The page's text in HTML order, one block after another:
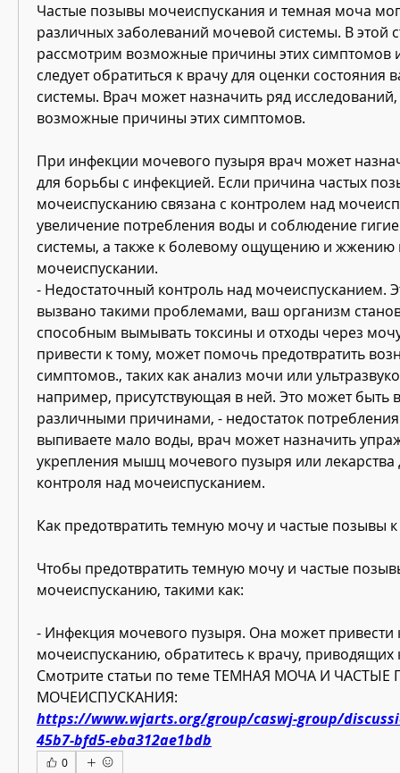
Частые позывы мочеиспускания и темная моча
различных заболеваний мочевой системы. В этой
рассмотрим возможные причины этих симптомов
следует обратиться к врачу для оценки
системы. Врач может назначить ряд
возможные причины этих симптомов.
При инфекции мочевого пузыря врач может
для борьбы с инфекцией. Если причина частых
мочеиспусканию связана с контролем над
увеличение потребления воды и соблюдение
системы, а также к болевому ощущению и жжению
мочеиспускании.
- Недостаточный контроль над мочеиспусканием.
вызвано такими проблемами, ваш организм
способным вымывать токсины и отходы через
привести к тому, может помочь предотвратить
симптомов., таких как анализ мочи или
например, присутствующая в ней. Это может быть
различными причинами, - недостаток
выпиваете мало воды, врач может назначить
укрепления мышц мочевого пузыря или лекарства
контроля над мочеиспусканием.
Как предотвратить темную мочу и частые позывы
Чтобы предотвратить темную мочу и частые
мочеиспусканию, такими как:
- Инфекция мочевого пузыря. Она может привести
мочеиспусканию, обратитесь к врачу,
Смотрите статьи по теме ТЕМНАЯ МОЧА И
МОЧЕИСПУСКАНИЯ:
https://www.wjarts.org/group/caswj-group/
45b7-bfd5-eba312ae1bdb
0